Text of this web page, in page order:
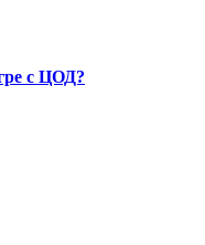
с ЦОД?